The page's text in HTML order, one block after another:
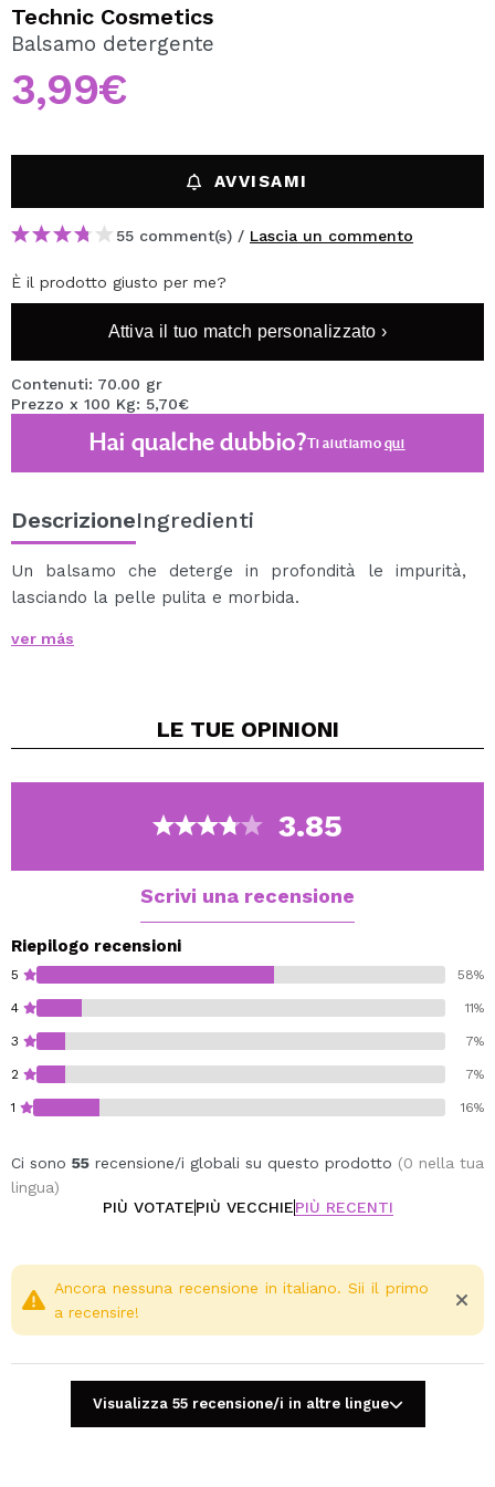
Creando un account su Maquibeauty.it potrai fare i tuoi
acquisti velocemente, controllare lo stato dei tuoi ordini e
consultare le tue operazioni precedenti.
CREARE UN ACCOUNT
Technic Cosmetics
Balsamo detergente
3,99€
AVVISAMI
55 comment(s) / Lascia un commento
È il prodotto giusto per me?
Attiva il tuo match personalizzato ›
Contenuti: 70.00 gr
Prezzo x 100 Kg: 5,70€
Hai qualche dubbio?Ti aiutiamoqui
DescrizioneIngredienti
Un balsamo che deterge in profondità le impurità,
lasciando la pelle pulita e morbida.
delicatamente, emulsionare con acqua e risciacquare
ver más
LE TUE OPINIONI
3.85
Scrivi una recensione
Riepilogo recensioni
5 58%
4 11%
3 7%
2 7%
1 16%
Ci sono 55 recensione/i globali su questo prodotto (0 nella tua
lingua)
PIÙ VOTATEPIÙ VECCHIEPIÙ RECENTI
Ancora nessuna recensione in italiano. Sii il primo
a recensire!
Visualizza 55 recensione/i in altre lingue